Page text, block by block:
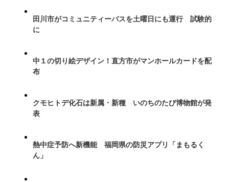
田川市がコミュニティーバスを土曜日にも運行 試験的
に
中１の切り絵デザイン！直方市がマンホールカードを配
布
クモヒトデ化石は新属・新種 いのちのたび博物館が発
表
熱中症予防へ新機能 福岡県の防災アプリ「まもるく
ん」